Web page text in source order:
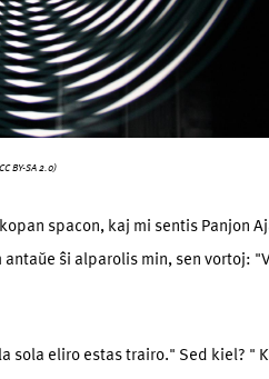
BY-SA 2.0)
spacon, kaj mi sentis Panjon
ŝi alparolis min, sen vortoj:
eliro estas trairo." Sed kiel? "